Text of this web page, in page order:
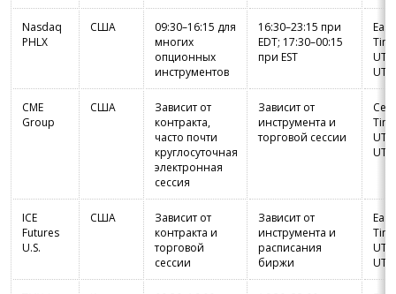
Nasdaq
PHLX
США
09:30–16:15 для
многих
опционных
инструментов
16:30–23:15 при
EDT; 17:30–00:15
при EST
CME
Group
США
Зависит от
контракта,
часто почти
круглосуточная
электронная
сессия
Зависит от
инструмента и
торговой сессии
ICE
Futures
U.S.
США
Зависит от
контракта и
торговой
сессии
Зависит от
инструмента и
расписания
биржи